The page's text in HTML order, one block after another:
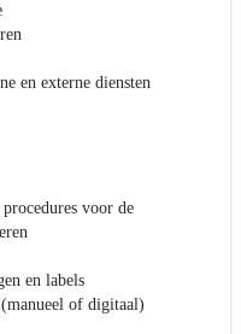
en externe diensten
voor de
en labels
of digitaal)